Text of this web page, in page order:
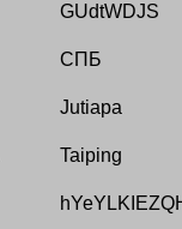
GUdtWDJS
СПБ
Jutiapa
Taiping